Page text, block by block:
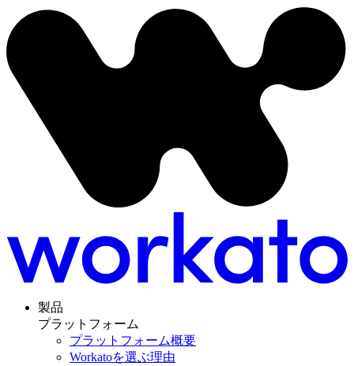
製品
プラットフォーム
プラットフォーム概要
Workatoを選ぶ理由